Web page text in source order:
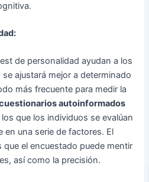
de personalidad ayudan a los
ajustará mejor a determinado
más frecuente para medir la
autoinformados
que los individuos se evalúan
una serie de factores. El
el encuestado puede mentir
así como la precisión.